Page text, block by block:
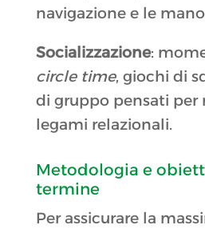
navigazione e le
Socializzazione:
circle time, giochi di
di gruppo pensati per
legami relazionali.
Metodologia e
termine
Per assicurare la